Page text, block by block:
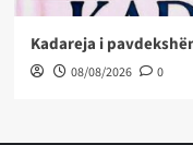
Kadareja i
08/08/2026 0